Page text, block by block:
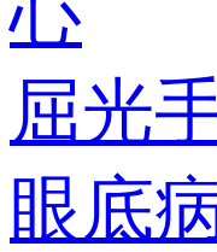
屈光
眼底